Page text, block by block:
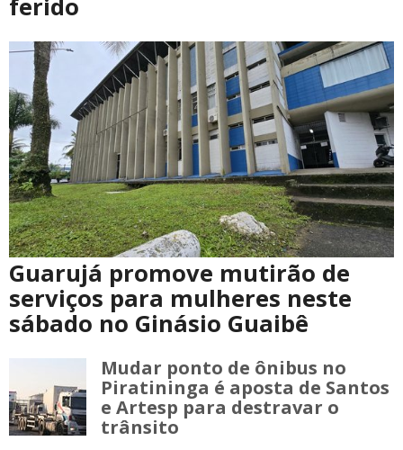
ferido
Guarujá promove mutirão de
serviços para mulheres neste
sábado no Ginásio Guaibê
Mudar ponto de ônibus no
Piratininga é aposta de Santos
e Artesp para destravar o
trânsito